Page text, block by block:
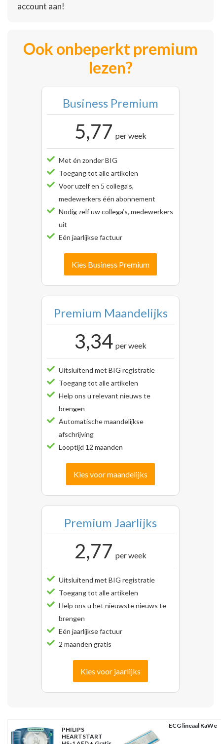
account aan!
Ook onbeperkt premium
lezen?
Business Premium
5,77 per week
Met én zonder BIG
Toegang tot alle artikelen
Voor uzelf en 5 collega’s,
medewerkers één abonnement
Nodig zelf uw collega’s, medewerkers
uit
Eén jaarlijkse factuur
Kies Business Premium
Premium Maandelijks
3,34 per week
Uitsluitend met BIG registratie
Toegang tot alle artikelen
Help ons u relevant nieuws te
brengen
Automatische maandelijkse
afschrijving
Looptijd 12 maanden
Kies voor maandelijks
Premium Jaarlijks
2,77 per week
Uitsluitend met BIG registratie
Toegang tot alle artikelen
Help ons u het nieuwste nieuws te
brengen
Eén jaarlijkse factuur
2 maanden gratis
Kies voor jaarlijks
PHILIPS
HEARTSTART
ECG lineaal KaWe